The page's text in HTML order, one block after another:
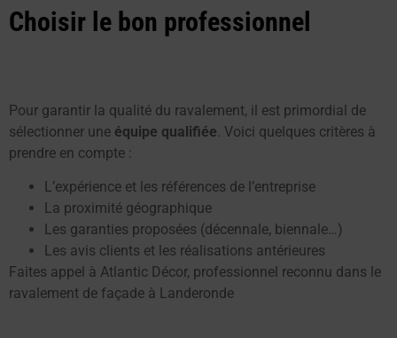
Choisir le bon professionnel
Pour garantir la qualité du ravalement, il est primordial de
sélectionner une équipe qualifiée . Voici quelques critères à
prendre en compte :
L’expérience et les références de l’entreprise
La proximité géographique
Les garanties proposées (décennale, biennale…)
Les avis clients et les réalisations antérieures
Faites appel à Atlantic Décor, professionnel reconnu dans le
ravalement de façade à Landeronde